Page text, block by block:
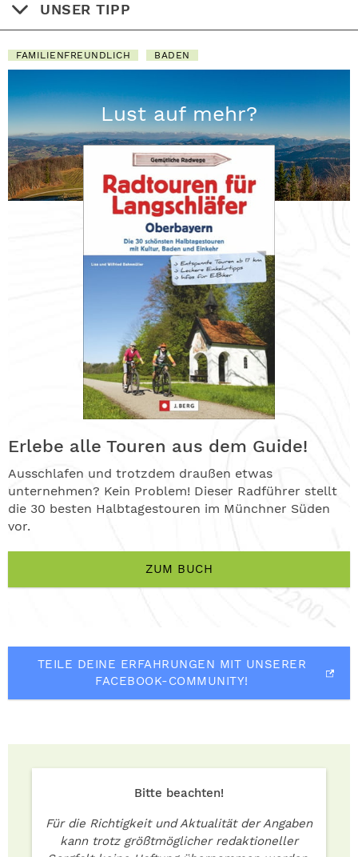
UNSER TIPP
FAMILIENFREUNDLICH BADEN
Lust auf mehr?
Erlebe alle Touren aus dem Guide!
Ausschlafen und trotzdem draußen etwas
unternehmen? Kein Problem! Dieser Radführer stellt
die 30 besten Halbtagestouren im Münchner Süden
vor.
ZUM BUCH
TEILE DEINE ERFAHRUNGEN MIT UNSERER
FACEBOOK-COMMUNITY!
Bitte beachten!
Für die Richtigkeit und Aktualität der Angaben
kann trotz größtmöglicher redaktioneller